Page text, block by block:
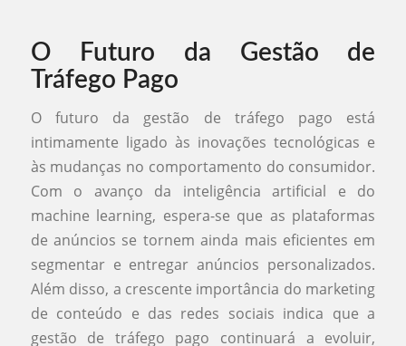
O Futuro da Gestão de
Tráfego Pago
O futuro da gestão de tráfego pago está
intimamente ligado às inovações tecnológicas e
às mudanças no comportamento do consumidor.
Com o avanço da inteligência artificial e do
machine learning, espera-se que as plataformas
de anúncios se tornem ainda mais eficientes em
segmentar e entregar anúncios personalizados.
Além disso, a crescente importância do marketing
de conteúdo e das redes sociais indica que a
gestão de tráfego pago continuará a evoluir,